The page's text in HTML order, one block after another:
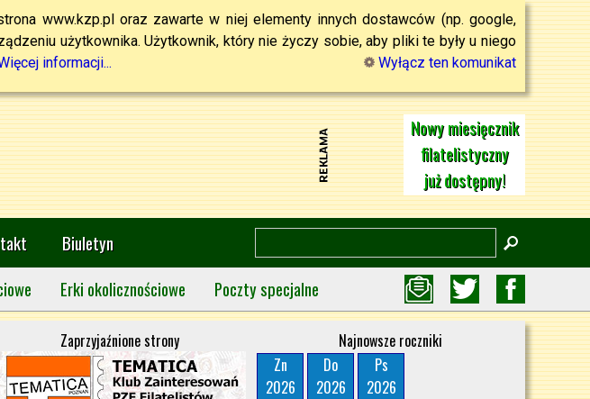
www.kzp.pl oraz zawarte w niej elementy innych dostawców (np. google,
użytkownika. Użytkownik, który nie życzy sobie, aby pliki te były u niego
informacji... Wyłącz ten komunikat
Nowy miesięcznik
filatelistyczny
już dostępny!
Biuletyn
Erki okolicznościowe Poczty specjalne
Zaprzyjaźnione strony
Najnowsze roczniki
Zn
2026
Do
2026
Ps
2026